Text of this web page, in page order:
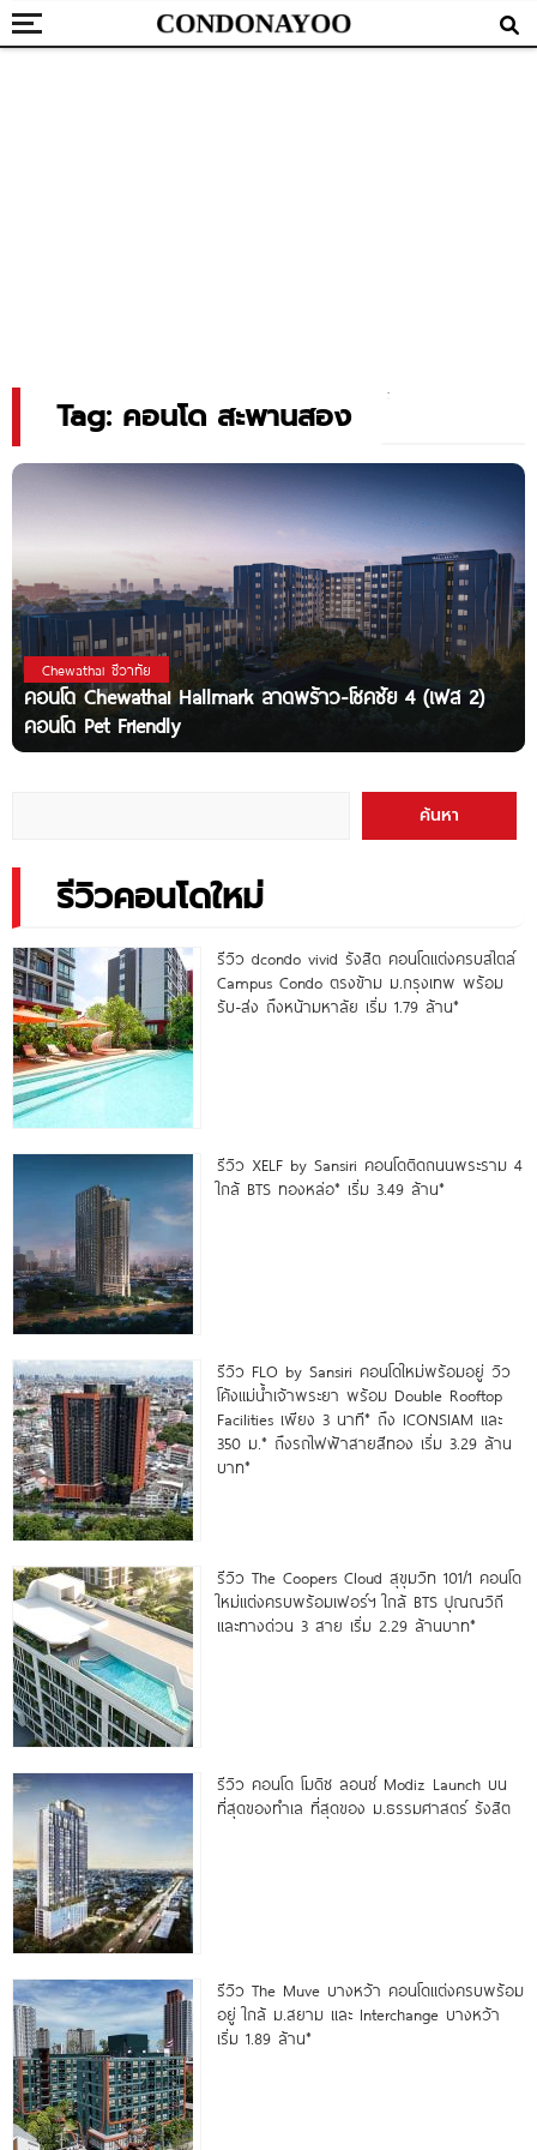
Tag: คอนโด สะพานสอง
Chewathai ชีวาทัย
คอนโด Chewathai Hallmark ลาดพร้าว-โชคชัย 4 (เฟส 2)
คอนโด Pet Friendly
ค้นหา
รีวิวคอนโดใหม่
รีวิว dcondo vivid รังสิต คอนโดแต่งครบสไตล์
Campus Condo ตรงข้าม ม.กรุงเทพ พร้อม
รับ-ส่ง ถึงหน้ามหาลัย เริ่ม 1.79 ล้าน*
รีวิว XELF by Sansiri คอนโดติดถนนพระราม 4
ใกล้ BTS ทองหล่อ* เริ่ม 3.49 ล้าน*
รีวิว FLO by Sansiri คอนโดใหม่พร้อมอยู่ วิว
โค้งแม่น้ำเจ้าพระยา พร้อม Double Rooftop
Facilities เพียง 3 นาที* ถึง ICONSIAM และ
350 ม.* ถึงรถไฟฟ้าสายสีทอง เริ่ม 3.29 ล้าน
บาท*
รีวิว The Coopers Cloud สุขุมวิท 101/1 คอนโด
ใหม่แต่งครบพร้อมเฟอร์ฯ ใกล้ BTS ปุณณวิถี
และทางด่วน 3 สาย เริ่ม 2.29 ล้านบาท*
รีวิว คอนโด โมดิซ ลอนซ์ Modiz Launch บน
ที่สุดของทำเล ที่สุดของ ม.ธรรมศาสตร์ รังสิต
รีวิว The Muve บางหว้า คอนโดแต่งครบพร้อม
อยู่ ใกล้ ม.สยาม และ Interchange บางหว้า
เริ่ม 1.89 ล้าน*